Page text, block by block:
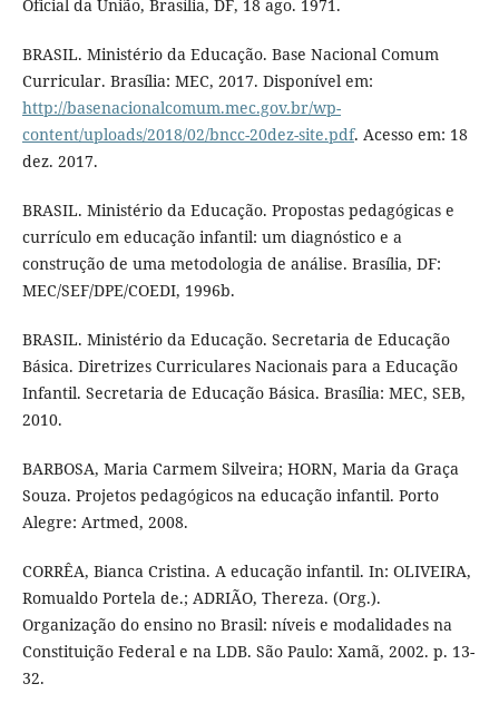
Oficial da União, Brasília, DF, 18 ago. 1971.
BRASIL. Ministério da Educação. Base Nacional Comum
Curricular. Brasília: MEC, 2017. Disponível em:
http://basenacionalcomum.mec.gov.br/wp-
content/uploads/2018/02/bncc-20dez-site.pdf. Acesso em: 18
dez. 2017.
BRASIL. Ministério da Educação. Propostas pedagógicas e
currículo em educação infantil: um diagnóstico e a
construção de uma metodologia de análise. Brasília, DF:
MEC/SEF/DPE/COEDI, 1996b.
BRASIL. Ministério da Educação. Secretaria de Educação
Básica. Diretrizes Curriculares Nacionais para a Educação
Infantil. Secretaria de Educação Básica. Brasília: MEC, SEB,
2010.
BARBOSA, Maria Carmem Silveira; HORN, Maria da Graça
Souza. Projetos pedagógicos na educação infantil. Porto
Alegre: Artmed, 2008.
CORRÊA, Bianca Cristina. A educação infantil. In: OLIVEIRA,
Romualdo Portela de.; ADRIÃO, Thereza. (Org.).
Organização do ensino no Brasil: níveis e modalidades na
Constituição Federal e na LDB. São Paulo: Xamã, 2002. p. 13-
32.